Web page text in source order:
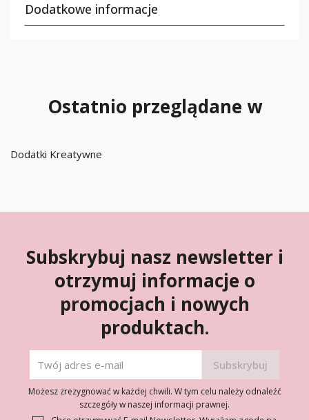
Dodatkowe informacje
Ostatnio przeglądane w
Dodatki Kreatywne
Subskrybuj nasz newsletter i
otrzymuj informacje o
promocjach i nowych
produktach.
Możesz zrezygnować w każdej chwili. W tym celu należy odnaleźć
szczegóły w naszej informacji prawnej.